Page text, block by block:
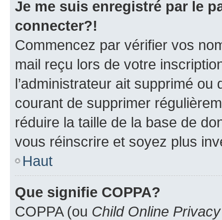
Je me suis enregistré par le
connecter?!
Commencez par vérifier vos
mail reçu lors de votre
l’administrateur ait supprimé
courant de supprimer
réduire la taille de la base de
vous réinscrire et soyez plus
Haut
Que signifie COPPA?
COPPA (ou Child Online